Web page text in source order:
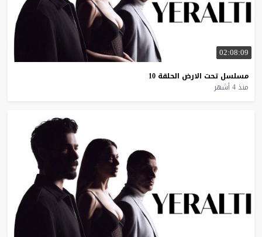
02:08:09
مسلسل تحت الارض الحلقة 10
منذ 4 أشهر